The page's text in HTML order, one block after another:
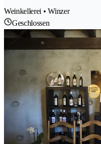
Weinkellerei • Winzer
Geschlossen